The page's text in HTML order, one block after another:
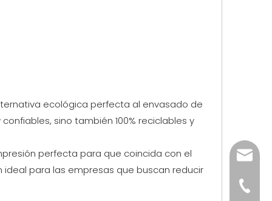
ecológica perfecta al envasado de
sino también 100% reciclables y
perfecta para que coincida con el
ideal para las empresas que buscan reducir
+86-